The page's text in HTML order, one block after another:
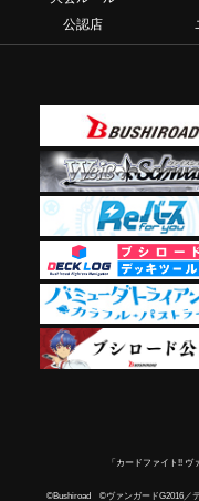
公認店
「カードファイト!!
©Bushiroad ©ヴァンガードG2016／